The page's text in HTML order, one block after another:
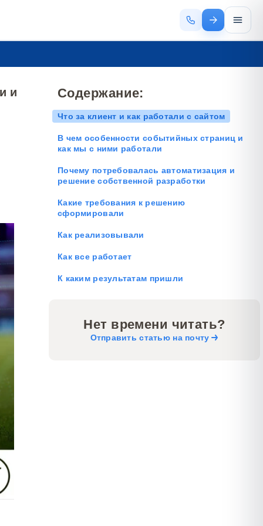
и Содержание:
Что за клиент и как работали с сайтом
В чем особенности событийных страниц и
как мы с ними работали
Почему потребовалась автоматизация и
решение собственной разработки
Какие требования к решению
сформировали
Как реализовывали
Как все работает
К каким результатам пришли
Нет времени читать?
Отправить статью на почту